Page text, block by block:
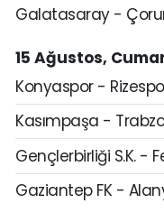
Galatasaray -
15 Ağustos,
Konyaspor -
Kasımpaşa -
Gençlerbirliği S.K. -
Gaziantep FK -